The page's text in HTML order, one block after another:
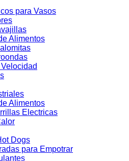
para Vasos
Alimentos
Alimentos
Electricas
Dogs
para Empotrar